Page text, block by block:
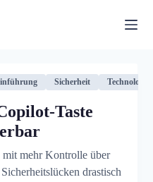
Sicherheit Technologie
Taste
mehr Kontrolle über
drastisch